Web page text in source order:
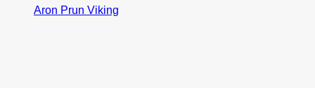
Aron Prun Viking